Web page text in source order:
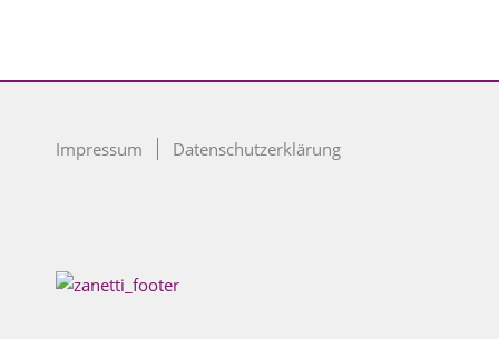
Impressum Datenschutzerklärung